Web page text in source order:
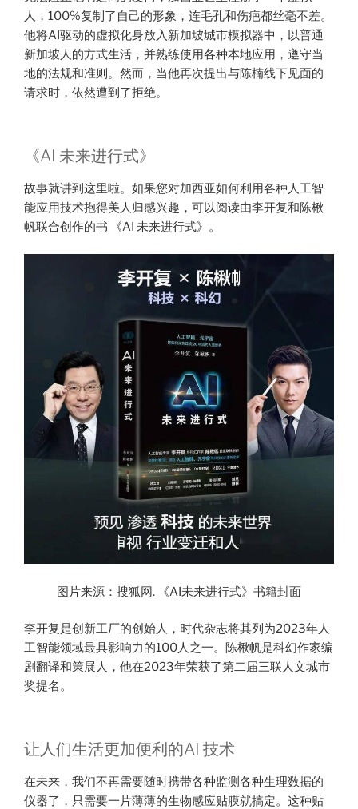
人，100%复制了自己的形象，连毛孔和伤疤都丝毫不差。
他将AI驱动的虚拟化身放入新加坡城市模拟器中，以普通
新加坡人的方式生活，并熟练使用各种本地应用，遵守当
地的法规和准则。然而，当他再次提出与陈楠线下见面的
请求时，依然遭到了拒绝。
《AI 未来进行式》
故事就讲到这里啦。如果您对加西亚如何利用各种人工智
能应用技术抱得美人归感兴趣，可以阅读由李开复和陈楸
帆联合创作的书 《AI 未来进行式》。
图片来源：搜狐网. 《AI未来进行式》书籍封面
李开复是创新工厂的创始人，时代杂志将其列为2023年人
工智能领域最具影响力的100人之一。陈楸帆是科幻作家编
剧翻译和策展人，他在2023年荣获了第二届三联人文城市
奖提名。
让人们生活更加便利的AI 技术
在未来，我们不再需要随时携带各种监测各种生理数据的
仪器了，只需要一片薄薄的生物感应贴膜就搞定。这种贴